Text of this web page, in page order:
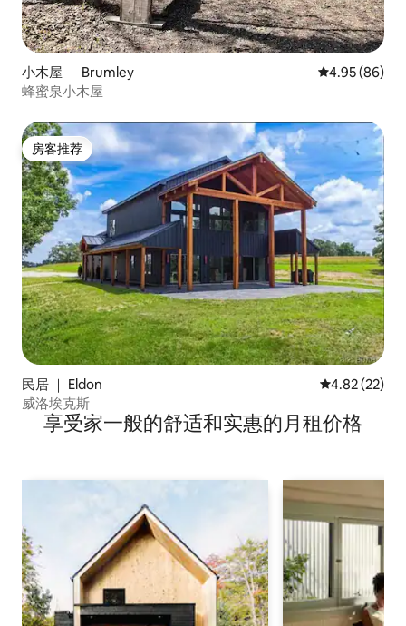
小木屋 ｜ Brumley 平均评分 4.95
4.95 (86)
蜂蜜泉小木屋
房客推荐
房客推荐
民居 ｜ Eldon 平均评分
4.82 (22)
威洛埃克斯
享受家一般的舒适和实惠的月租价格